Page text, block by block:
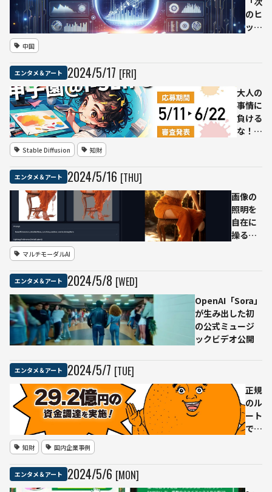
や配信
企業に
警告
築
伽藍
スル
ーで
きる
デジ
イン
参拝
でき
るコ
ンテ
のヒ
ット
テン
セン
ト子
会社
楽ス
トリ
ーミ
ング
中国
エンタメ＆アート 2024/5/17 [FRI]
大人の
事情に
負ける
な！
SEIFU
開幕
高校生
の創造
トコン
テスト
Stable Diffusion 知財
エンタメ＆アート 2024/5/16 [THU]
画像の
照明を
自在に
操る新
マルチモーダルAI
エンタメ＆アート 2024/5/8 [WED]
OpenAI「Sora」
が生み出した初
の公式ミュージ
ックビデオ公開
エンタメ＆アート 2024/5/7 [TUE]
正規
のル
ート
で日
知財 国内企業事例
エンタメ＆アート 2024/5/6 [MON]